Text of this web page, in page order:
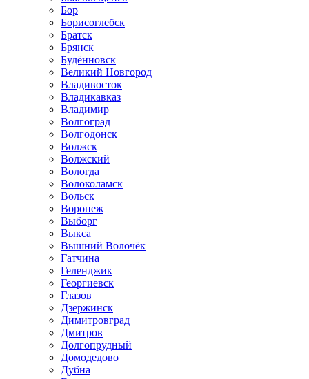
Бор
Борисоглебск
Братск
Брянск
Будённовск
Великий Новгород
Владивосток
Владикавказ
Владимир
Волгоград
Волгодонск
Волжск
Волжский
Вологда
Волоколамск
Вольск
Воронеж
Выборг
Выкса
Вышний Волочёк
Гатчина
Геленджик
Георгиевск
Глазов
Дзержинск
Димитровград
Дмитров
Долгопрудный
Домодедово
Дубна